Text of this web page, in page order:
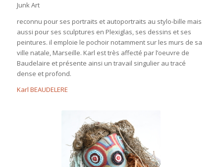
Junk Art
reconnu pour ses portraits et autoportraits au stylo-bille mais
aussi pour ses sculptures en Plexiglas, ses dessins et ses
peintures. il emploie le pochoir notamment sur les murs de sa
ville natale, Marseille. Karl est très affecté par l’oeuvre de
Baudelaire et présente ainsi un travail singulier au tracé
dense et profond.
Karl BEAUDELERE